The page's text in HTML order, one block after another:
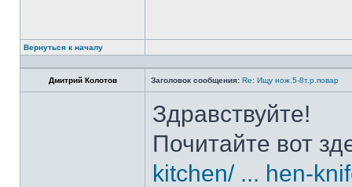
Вернуться к началу
Дмитрий Колотов Заголовок сообщения: Re: Ищу нож.5-8т.р.повар
Здравствуйте!
Почитайте вот
kitchen/ ... hen-